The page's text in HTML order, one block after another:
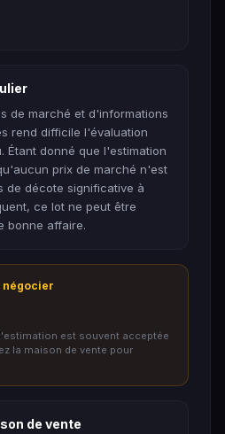
de marché et d'informations
rend difficile l'évaluation
Étant donné que l'estimation
prix de marché n'est
de décote significative à
ce lot ne peut être
bonne affaire.
est souvent acceptée
la maison de vente pour
de vente